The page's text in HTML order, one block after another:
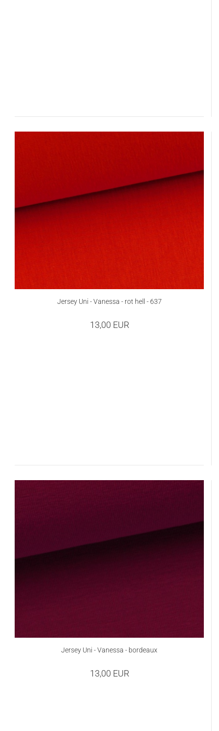
Jersey Uni - Vanessa - rot hell - 637
13,00 EUR
Jersey Uni - Vanessa - bordeaux
13,00 EUR